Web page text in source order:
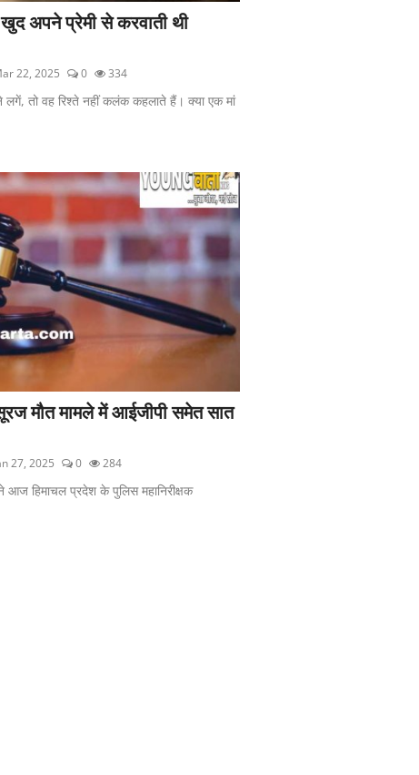
खुद अपने प्रेमी से करवाती थी
22, 2025 0 334
लगें, तो वह रिश्ते नहीं कलंक कहलाते हैं। क्या एक मां
मौत मामले में आईजीपी समेत सात
27, 2025 0 284
हिमाचल प्रदेश के पुलिस महानिरीक्षक